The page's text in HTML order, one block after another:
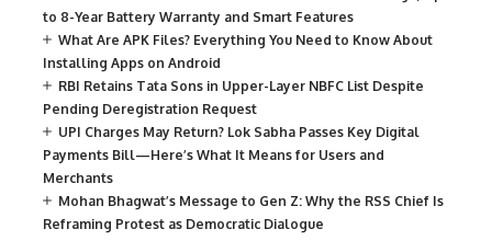
to 8-Year Battery Warranty and Smart Features
What Are APK Files? Everything You Need to Know About
Installing Apps on Android
RBI Retains Tata Sons in Upper-Layer NBFC List Despite
Pending Deregistration Request
UPI Charges May Return? Lok Sabha Passes Key Digital
Payments Bill—Here’s What It Means for Users and
Merchants
Mohan Bhagwat’s Message to Gen Z: Why the RSS Chief Is
Reframing Protest as Democratic Dialogue